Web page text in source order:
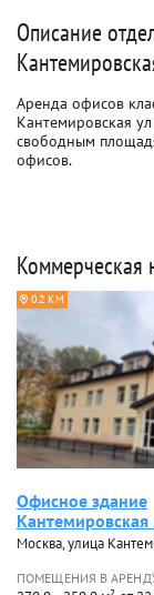
Описание
Аренда офисов
Кантемировская
свободным
офисов.
Коммерческая
0.2 КМ
Офисное здание
Кантемировская
Москва, улица
ПОМЕЩЕНИЯ В